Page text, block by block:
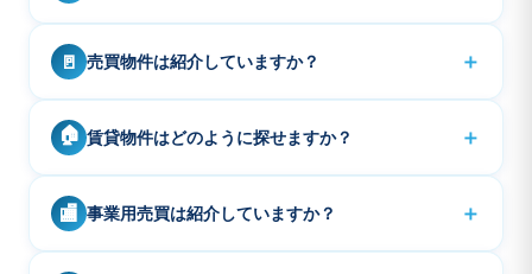
主にご紹介可能です。
の契約のみとなります。またエリア全体でハイルーフ、
は、お部屋のご希望時に早めにお知らせください。
🚪 売買物件は紹介していますか？ ＋
もできます。また気になる物件が、SUUMOなどの他社
であれば、他社や掲載の物件でも、複数の物件をまとめ
てご案内させていただきます。お気軽にお問い合わせく
ださい。
🏠 賃貸物件はどのように探せますか？ ＋
をお探しいただけます。おすすめピックアップ物件もぜ
🏬 事業用売買は紹介していますか？ ＋